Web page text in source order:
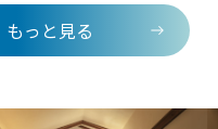
ジェや、高さ6mもの巨大ブラ
つ光景はインパクト抜群。こ
ふれる写真を撮影できます。
もっと見る